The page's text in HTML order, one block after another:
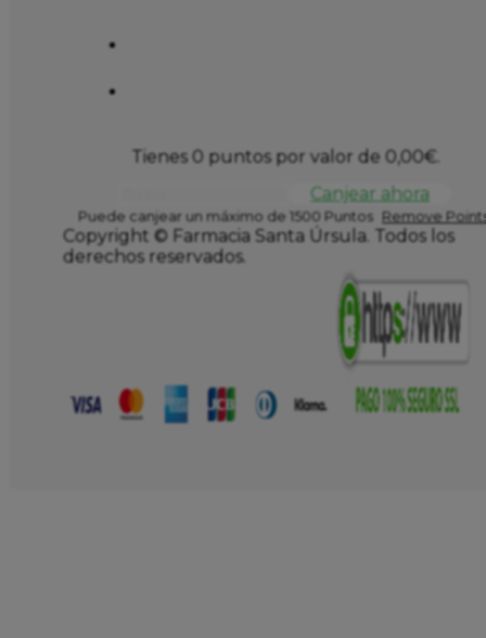
Tienes 0 puntos por valor de 0,00€.
Canjear ahora
Puede canjear un máximo de 1500 Puntos Remove
Copyright © Farmacia Santa Úrsula. Todos los
derechos reservados.